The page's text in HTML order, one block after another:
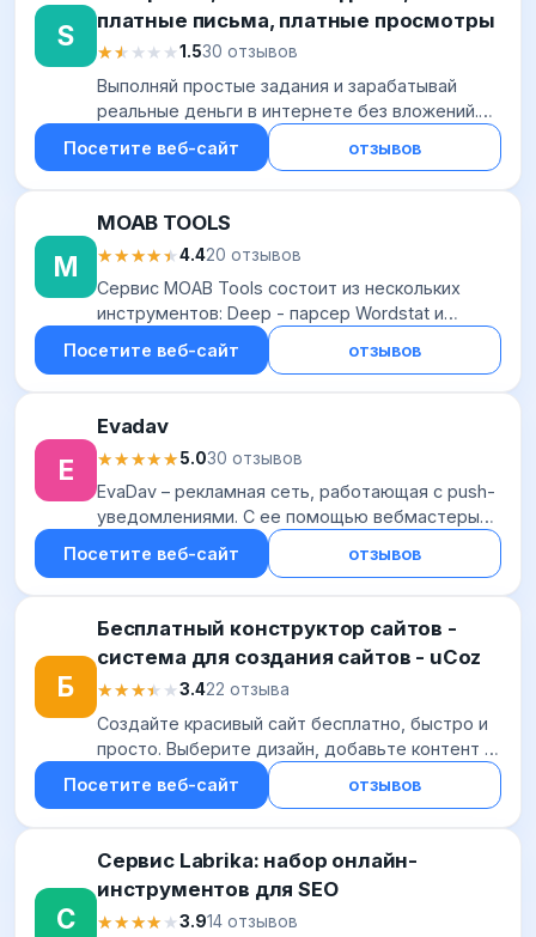
S
платные письма, платные просмотры
★★★★★
★★★★★1.530 отзывов
Выполняй простые задания и зарабатывай
реальные деньги в интернете без вложений.
Тысячи легких заданий с оплатой за деньги.
Посетите веб-сайт отзывов
M
MOAB TOOLS
★★★★★
★★★★★4.420 отзывов
Сервис MOAB Tools состоит из нескольких
инструментов: Deep - парсер Wordstat и
поисковых подсказок Check - проверка
частотности фраз Cluster - кластеризация
Посетите веб-сайт отзывов
E
Evadav
★★★★★
★★★★★5.030 отзывов
EvaDav – рекламная сеть, работающая с push-
уведомлениями. С ее помощью вебмастеры
могут монетизировать собственный трафик
благодаря быстрой интеграции,
Посетите веб-сайт отзывов
Б
Бесплатный конструктор сайтов -
система для создания сайтов - uCoz
★★★★★
★★★★★3.422 отзыва
Создайте красивый сайт бесплатно, быстро и
просто. Выберите дизайн, добавьте контент и
опубликуйте.
Посетите веб-сайт отзывов
С
Сервис Labrika: набор онлайн-
инструментов для SEO
★★★★★
★★★★★3.914 отзывов